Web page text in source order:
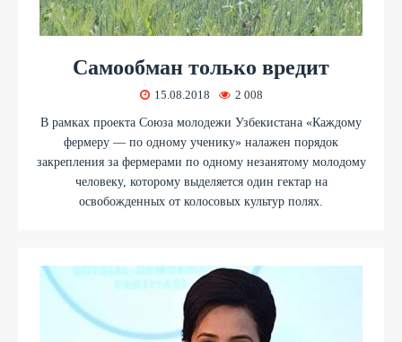
Самообман только вредит
15.08.2018 2 008
В рамках проекта Союза молодежи Узбекистана «Каждому
фермеру — по одному ученику» налажен порядок
закрепления за фермерами по одному незанятому молодому
человеку, которому выделяется один гектар на
освобожденных от колосовых культур полях.